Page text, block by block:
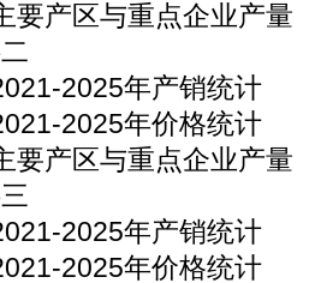
与重点企业产量
年产销统计
年价格统计
与重点企业产量
年产销统计
年价格统计